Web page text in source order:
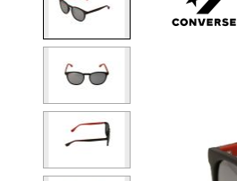
Óculos
para
da
Galeria